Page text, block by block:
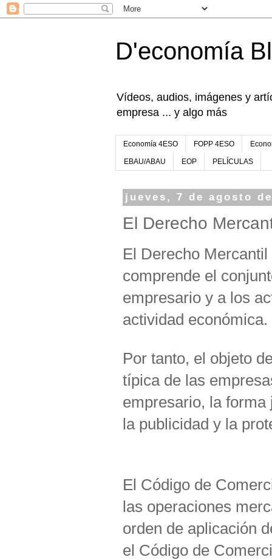
D'economía
Vídeos, audios, imágenes y
empresa ... y algo más
Economía 4ESO FOPP 4ESO
EBAU/ABAU EOP PELÍCULAS
jueves, 7 de agosto
El Derecho
El Derecho
comprende el
empresario y a los
actividad económica.
Por tanto, el objeto
típica de las
empresario, la
la publicidad y la
El Código de
las operaciones
orden de aplicación
el Código de